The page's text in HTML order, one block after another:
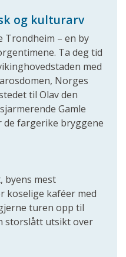
og kulturarv
Trondheim – en by
Ta deg tid
med
Norges
til Olav den
Gamle
fargerike bryggene
byens mest
koselige kaféer med
turen opp til
storslått utsikt over